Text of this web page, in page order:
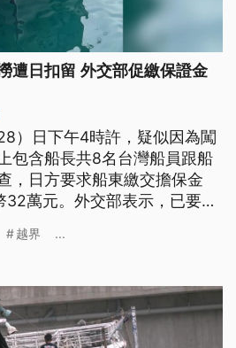
遭日扣留 外交部促繳保證金
）日下午4時許，疑似因為闖
包含船長共8名台灣船員跟船
，日方要求船東繳交擔保金
萬元。外交部表示，已要求
交涉，目前8人都平安，家屬
再釐清。
越界 ...